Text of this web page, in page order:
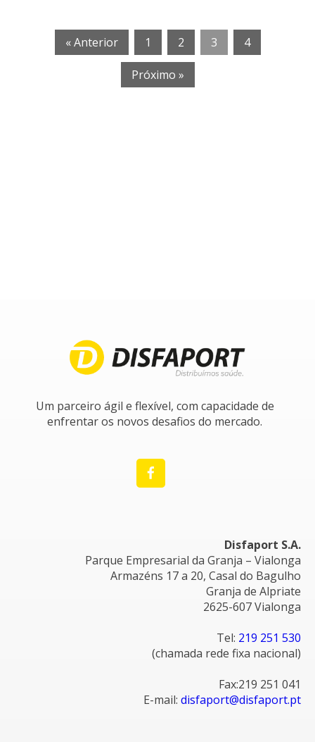
« Anterior 1 2 3 4
Próximo »
Um parceiro ágil e flexível, com capacidade de
enfrentar os novos desafios do mercado.
Disfaport S.A.
Parque Empresarial da Granja – Vialonga
Armazéns 17 a 20, Casal do Bagulho
Granja de Alpriate
2625-607 Vialonga
Tel: 219 251 530
(chamada rede fixa nacional)
Fax:219 251 041
E-mail: disfaport@disfaport.pt